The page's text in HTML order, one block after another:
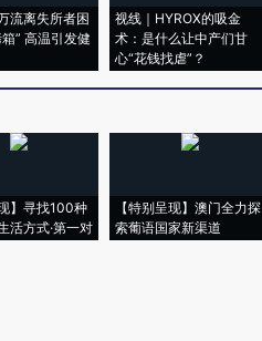
流离失所者困
” 高温引发健
视线｜HYROX的吸金
术：是什么让中产们甘
心“花钱找虐”？
】寻找100种
活方式·第一对
【特别呈现】澳门全力探
索葡语国家新渠道